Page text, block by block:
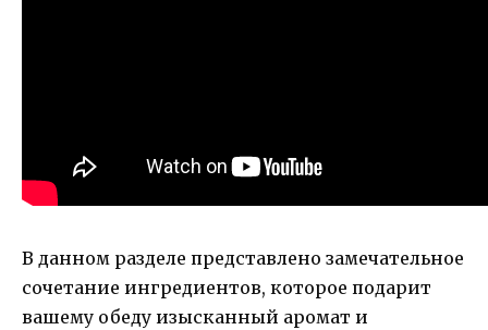
В данном разделе представлено замечательное
сочетание ингредиентов, которое подарит
вашему обеду изысканный аромат и